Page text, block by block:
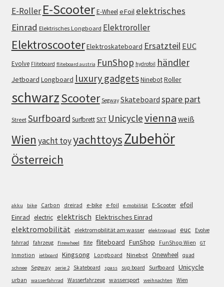
E-Roller E-ScooterE-WheeleFoil elektrisches
Einrad Elektrisches Longboard Elektroroller
ElektroscooterElektroskateboard Ersatzteil EUC
Evolve Fliteboard fliteboard austria FunShop hydrofoil händler
Jetboard Longboard luxury gadgetsNinebotRoller
schwarzScooter Segway Skateboard spare part
Street Surfboard SurfbrettSXT Unicyclevienna weiß
Wien yacht toyyachttoysZubehör
Österreich
akku bike Carbon dreirad e-bike e-foil e-mobilität E-Scooter efoil
Einrad electric elektrisch Elektrisches Einrad
elektromobilität elektromobilität am wasser elektroquad euc
Evolve
fahrrad
fahrzeug Firewheel flite fliteboard FunShop FunShop Wien GT
Inmotion jetboard Kingsong Longboard Ninebot Onewheel quad
schnee Segway serie 2 Skateboard spass sup board Surfboard Unicycle
urban wasserfahrrad Wasserfahrzeug wassersport weihnachten
Wien